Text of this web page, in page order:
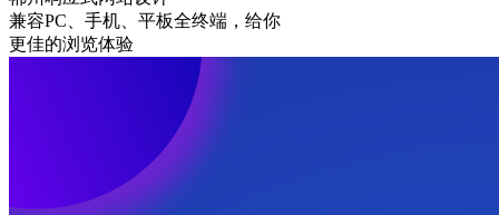
兼容PC、手机、平板全终端，给你
更佳的浏览体验